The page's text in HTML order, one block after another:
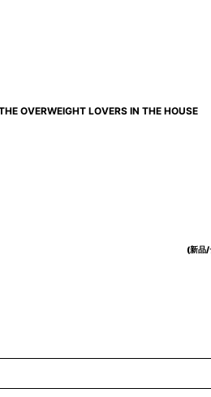
OVERWEIGHT LOVERS IN THE HOUSE
(新品/